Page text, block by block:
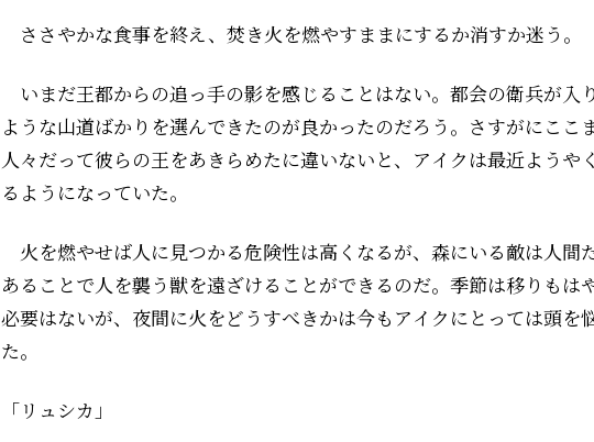
ささやかな食事を終え、焚き火を燃やすままにするか消すか迷う。
いまだ王都からの追っ手の影を感じることはない。都会の衛兵が入
ような山道ばかりを選んできたのが良かったのだろう。さすがにここ
人々だって彼らの王をあきらめたに違いないと、アイクは最近ようや
るようになっていた。
火を燃やせば人に見つかる危険性は高くなるが、森にいる敵は人間
あることで人を襲う獣を遠ざけることができるのだ。季節は移りもは
必要はないが、夜間に火をどうすべきかは今もアイクにとっては頭を
た。
「リュシカ」